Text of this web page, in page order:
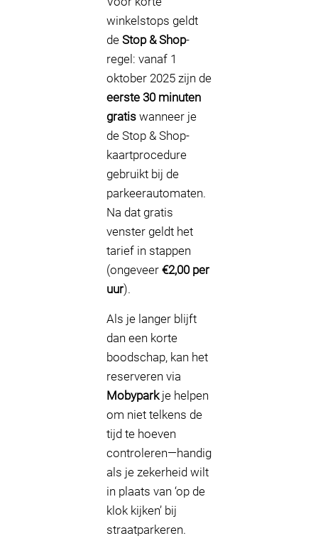
winkelstops geldt
de Stop & Shop-
regel: vanaf 1
oktober 2025 zijn de
eerste 30 minuten
gratis wanneer je
de Stop & Shop-
kaartprocedure
gebruikt bij de
parkeerautomaten.
Na dat gratis
venster geldt het
tarief in stappen
(ongeveer €2,00 per
uur).
Als je langer blijft
dan een korte
boodschap, kan het
reserveren via
Mobyparkje helpen
om niet telkens de
tijd te hoeven
controleren—handig
als je zekerheid wilt
in plaats van ‘op de
klok kijken’ bij
straatparkeren.